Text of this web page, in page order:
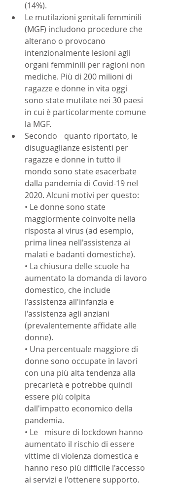
Le mutilazioni genitali femminili
(MGF) includono procedure che
alterano o provocano
intenzionalmente lesioni agli
organi femminili per ragioni non
mediche. Più di 200 milioni di
ragazze e donne in vita oggi
sono state mutilate nei 30 paesi
in cui è particolarmente comune
la MGF.
Secondo	quanto riportato, le
disuguaglianze esistenti per
ragazze e donne in tutto il
mondo sono state esacerbate
dalla pandemia di Covid-19 nel
2020. Alcuni motivi per questo:
• Le donne sono state
maggiormente coinvolte nella
risposta al virus (ad esempio,
prima linea nell'assistenza ai
malati e badanti domestiche).
• La chiusura delle scuole ha
aumentato la domanda di lavoro
domestico, che include
l'assistenza all'infanzia e
l'assistenza agli anziani
(prevalentemente affidate alle
donne).
• Una percentuale maggiore di
donne sono occupate in lavori
con una più alta tendenza alla
precarietà e potrebbe quindi
essere più colpita
dall'impatto economico della
pandemia.
• Le	misure di lockdown hanno
aumentato il rischio di essere
vittime di violenza domestica e
hanno reso più difficile l'accesso
ai servizi e l'ottenere supporto.